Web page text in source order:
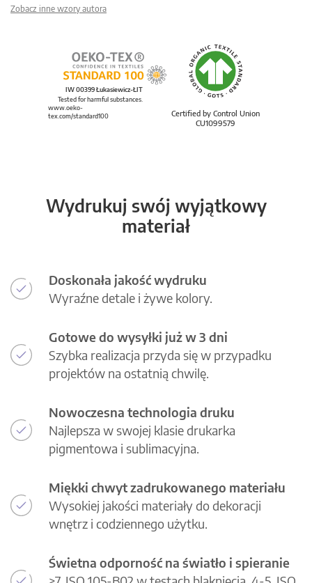
Zobacz inne wzory autora
Certified by Control Union
CU1099579
IW 00399 Łukasiewicz-ŁIT
Tested for harmful substances.
www.oeko-
tex.com/standard100
Wydrukuj swój wyjątkowy
materiał
Doskonała jakość wydruku
Wyraźne detale i żywe kolory.
Gotowe do wysyłki już w 3 dni
Szybka realizacja przyda się w przypadku
projektów na ostatnią chwilę.
Nowoczesna technologia druku
Najlepsza w swojej klasie drukarka
pigmentowa i sublimacyjna.
Miękki chwyt zadrukowanego materiału
Wysokiej jakości materiały do dekoracji
wnętrz i codziennego użytku.
Świetna odporność na światło i spieranie